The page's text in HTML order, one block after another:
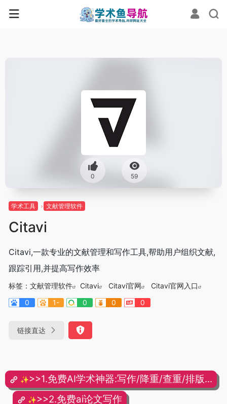
0 59
学术工具 文献管理软件
Citavi
Citavi,一款专业的文献管理和写作工具,帮助用户组织文献,
跟踪引用,并提高写作效率
标签： 文献管理软件 Citavi Citavi官网
Citavi官网入口
0
1- 0 0 0
链接直达
✨>>1.免费AI学术神器:写作/降重/查重/排版...
✨>>2.免费ai论文写作